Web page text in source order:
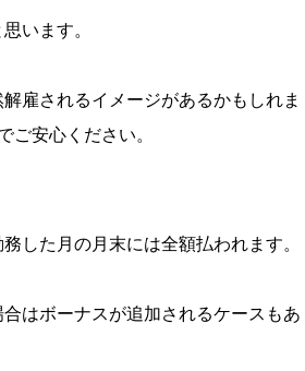
います。
雇されるイメージがあるかもしれま
安心ください。
した月の月末には全額払われます。
はボーナスが追加されるケースもあ